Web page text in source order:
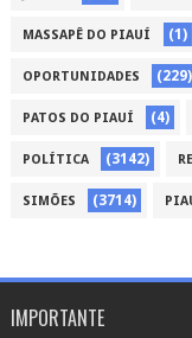
MASSAPÊ DO PIAUÍ (1)
OPORTUNIDADES (229)
PATOS DO PIAUÍ (4)
POLÍTICA (3142)
SIMÕES (3714)
IMPORTANTE